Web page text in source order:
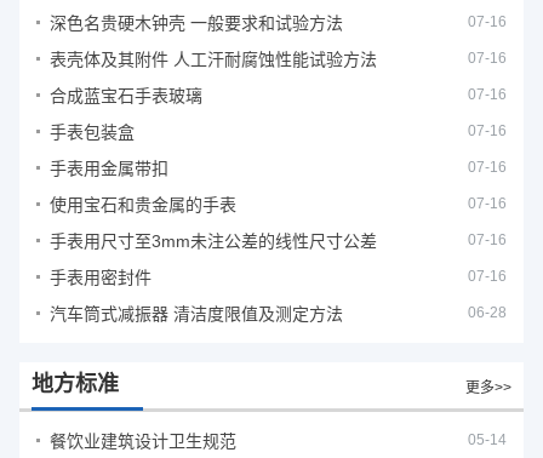
深色名贵硬木钟壳 一般要求和试验方法 07-16
表壳体及其附件 人工汗耐腐蚀性能试验方法 07-16
合成蓝宝石手表玻璃 07-16
手表包装盒 07-16
手表用金属带扣 07-16
使用宝石和贵金属的手表 07-16
手表用尺寸至3mm未注公差的线性尺寸公差 07-16
手表用密封件 07-16
汽车筒式减振器 清洁度限值及测定方法 06-28
地方标准 更多>>
餐饮业建筑设计卫生规范 05-14